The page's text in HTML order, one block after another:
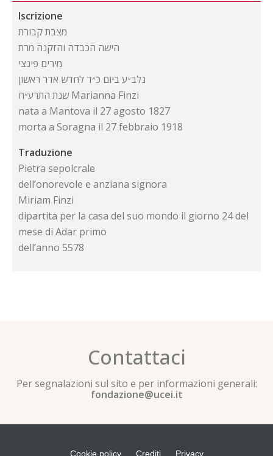
Iscrizione
מצבת קבורת
הישה הכבדה והזקנה מרת
מירים פינצי
נלב״ע ביום כ״ד לחדש אדר ראשון
שנת התרע״ח Marianna Finzi
nata a Mantova il 27 agosto 1827
morta a Soragna il 27 febbraio 1918
Traduzione
Pietra sepolcrale
dell’onorevole e anziana signora
Miriam Finzi
dipartita per la casa del suo mondo il giorno 24 del
mese di Adar primo
dell’anno 5578
Contattaci
Per segnalazioni sul sito e per informazioni generali:
fondazione@ucei.it
Cookie policy Crediti Privacy